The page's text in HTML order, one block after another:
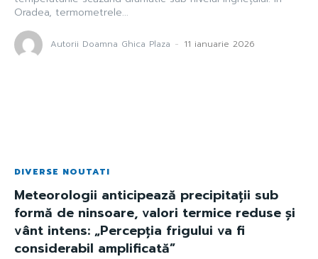
Oradea, termometrele...
Autorii Doamna Ghica Plaza - 11 ianuarie 2026
DIVERSE NOUTATI
Meteorologii anticipează precipitații sub
formă de ninsoare, valori termice reduse și
vânt intens: „Percepția frigului va fi
considerabil amplificată”